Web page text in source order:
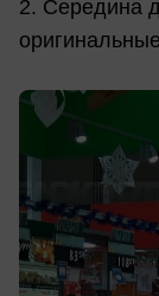
2. Середина